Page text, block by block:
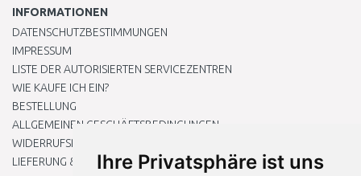
Ihre Privatsphäre ist uns
INFORMATIONEN
DATENSCHUTZBESTIMMUNGEN
IMPRESSUM
LISTE DER AUTORISIERTEN SERVICEZENTREN
WIE KAUFE ICH EIN?
BESTELLUNG
ALLGEMEINEN GESCHÄFTSBEDINGUNGEN
WIDERRUFSRECHT
LIEFERUNG & ZAHLUNG